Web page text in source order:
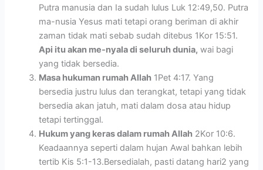
Putra manusia dan Ia sudah lulus Luk 12:49,50. Putra
ma-nusia Yesus mati tetapi orang beriman di akhir
zaman tidak mati sebab sudah ditebus 1Kor 15:51.
Api itu akan me-nyala di seluruh dunia, wai bagi
yang tidak bersedia.
Masa hukuman rumah Allah 1Pet 4:17. Yang
bersedia justru lulus dan terangkat, tetapi yang tidak
bersedia akan jatuh, mati dalam dosa atau hidup
tetapi tertinggal.
Hukum yang keras dalam rumah Allah 2Kor 10:6.
Keadaannya seperti dalam hujan Awal bahkan lebih
tertib Kis 5:1-13.Bersedialah, pasti datang hari2 yang